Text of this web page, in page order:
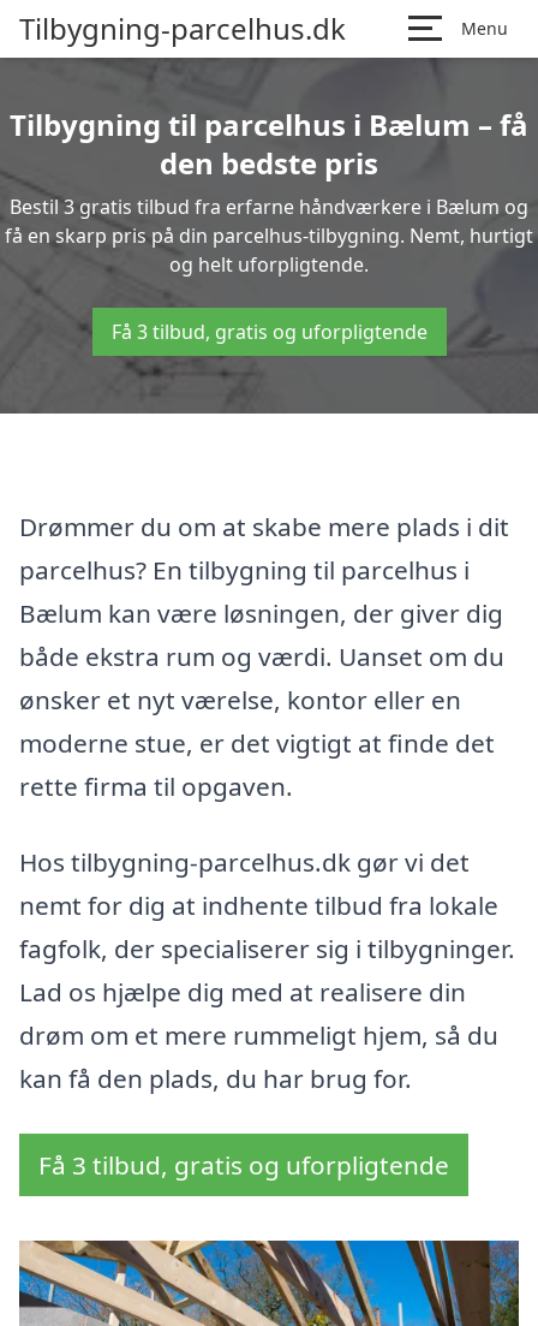
Tilbygning-parcelhus.dk Menu
Tilbygning til parcelhus i Bælum – få
den bedste pris
Bestil 3 gratis tilbud fra erfarne håndværkere i Bælum og
få en skarp pris på din parcelhus-tilbygning. Nemt, hurtigt
og helt uforpligtende.
Få 3 tilbud, gratis og uforpligtende
Drømmer du om at skabe mere plads i dit
parcelhus? En tilbygning til parcelhus i
Bælum kan være løsningen, der giver dig
både ekstra rum og værdi. Uanset om du
ønsker et nyt værelse, kontor eller en
moderne stue, er det vigtigt at finde det
rette firma til opgaven.
Hos tilbygning-parcelhus.dk gør vi det
nemt for dig at indhente tilbud fra lokale
fagfolk, der specialiserer sig i tilbygninger.
Lad os hjælpe dig med at realisere din
drøm om et mere rummeligt hjem, så du
kan få den plads, du har brug for.
Få 3 tilbud, gratis og uforpligtende